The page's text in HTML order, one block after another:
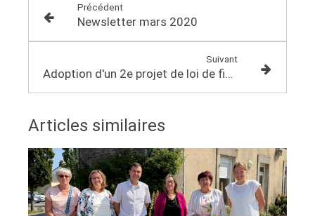
Précédent
Newsletter mars 2020
Suivant
Adoption d'un 2e projet de loi de finance rectificative portant l'engagement de l'Etat à 110 milliards €
Articles similaires